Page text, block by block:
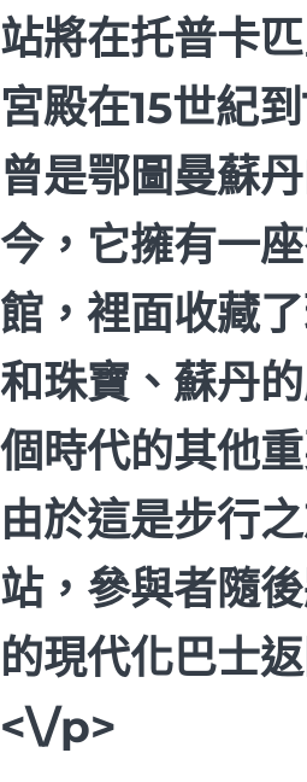
站將在托普卡
宮殿在15世紀
曾是鄂圖曼蘇
今，它擁有一
館，裡面收藏
和珠寶、蘇丹
個時代的其他
由於這是步行
站，參與者隨
的現代化巴士
<\/p>